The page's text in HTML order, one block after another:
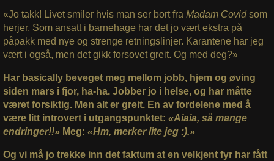
«Jo takk! Livet smiler hvis man ser bort fra Madam Covidsom
herjer. Som ansatt i barnehage har det jo vært ekstra på
påpakk med nye og strenge retningslinjer. Karantene har jeg
vært i også, men det gikk forsovet greit. Og med deg?»
Har basically beveget meg mellom jobb, hjem og øving
siden mars i fjor, ha-ha. Jobber jo i helse, og har måtte
været forsiktig. Men alt er greit. En av fordelene med å
være litt introvert i utgangspunktet: «Aiaia, så mange
endringer!!»Meg: «Hm, merker lite jeg :).»
Og vi må jo trekke inn det faktum at en velkjent fyr har fått